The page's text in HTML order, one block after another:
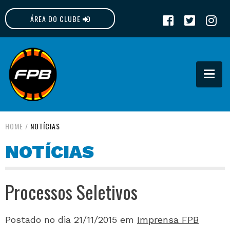
ÁREA DO CLUBE
FPB
HOME / NOTÍCIAS
NOTÍCIAS
Processos Seletivos
Postado no dia 21/11/2015 em Imprensa FPB